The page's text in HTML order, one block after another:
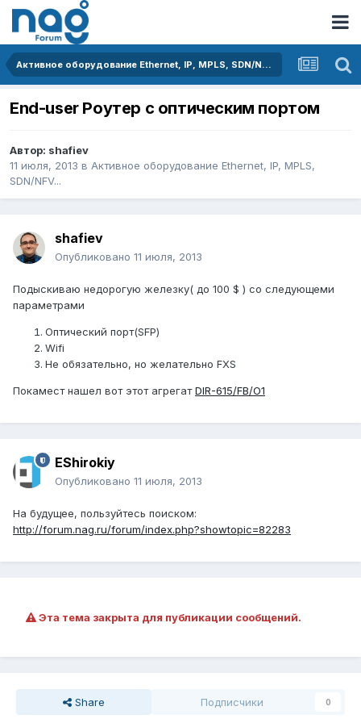
Активное оборудование Ethernet, IP, MPLS, SDN/NFV...
End-user Роутер с оптическим портом
Автор: shafiev
11 июля, 2013 в Активное оборудование Ethernet, IP, MPLS,
SDN/NFV...
shafiev
Опубликовано 11 июля, 2013
Подыскиваю недорогую железку( до 100 $ ) cо следующеми
параметрами
Оптический порт(SFP)
Wifi
Не обязательно, но желательно FXS
Покамест нашел вот этот агрегатDIR-615/FB/O1
EShirokiy
Опубликовано 11 июля, 2013
На будущее, пользуйтесь поиском:
http://forum.nag.ru/forum/index.php?showtopic=82283
Эта тема закрыта для публикации сообщений.
Share Подписчики 0